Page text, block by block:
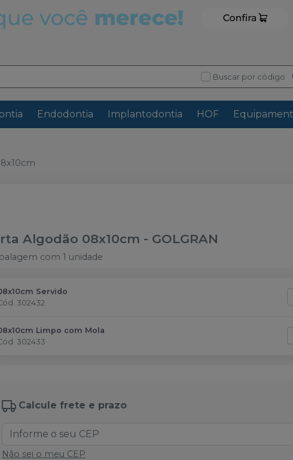
Buscar por código
Endodontia Implantodontia HOF
Algodão 08x10cm - GOLGRAN
com 1 unidade
Servido
302432
Limpo com Mola
302433
Calcule frete e prazo
Não sei o meu CEP